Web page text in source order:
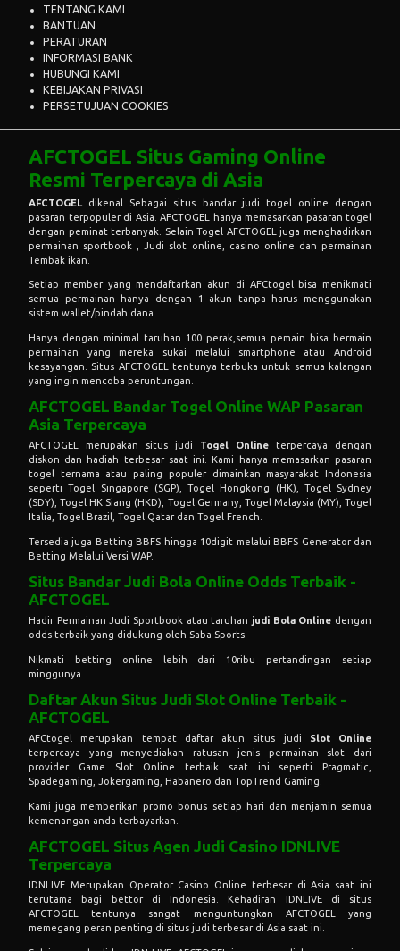
TENTANG KAMI
BANTUAN
PERATURAN
INFORMASI BANK
HUBUNGI KAMI
KEBIJAKAN PRIVASI
PERSETUJUAN COOKIES
AFCTOGEL Situs Gaming Online
Resmi Terpercaya di Asia
AFCTOGEL dikenal Sebagai situs bandar judi togel online dengan
pasaran terpopuler di Asia. AFCTOGEL hanya memasarkan pasaran togel
dengan peminat terbanyak. Selain Togel AFCTOGEL juga menghadirkan
permainan sportbook , Judi slot online, casino online dan permainan
Tembak ikan.
Setiap member yang mendaftarkan akun di AFCtogel bisa menikmati
semua permainan hanya dengan 1 akun tanpa harus menggunakan
sistem wallet/pindah dana.
Hanya dengan minimal taruhan 100 perak,semua pemain bisa bermain
permainan yang mereka sukai melalui smartphone atau Android
kesayangan. Situs AFCTOGEL tentunya terbuka untuk semua kalangan
yang ingin mencoba peruntungan.
AFCTOGEL Bandar Togel Online WAP Pasaran
Asia Terpercaya
AFCTOGEL merupakan situs judi Togel Online terpercaya dengan
diskon dan hadiah terbesar saat ini. Kami hanya memasarkan pasaran
togel ternama atau paling populer dimainkan masyarakat Indonesia
seperti Togel Singapore (SGP), Togel Hongkong (HK), Togel Sydney
(SDY), Togel HK Siang (HKD), Togel Germany, Togel Malaysia (MY), Togel
Italia, Togel Brazil, Togel Qatar dan Togel French.
Tersedia juga Betting BBFS hingga 10digit melalui BBFS Generator dan
Betting Melalui Versi WAP.
Situs Bandar Judi Bola Online Odds Terbaik -
AFCTOGEL
Hadir Permainan Judi Sportbook atau taruhan judi Bola Online dengan
odds terbaik yang didukung oleh Saba Sports.
Nikmati betting online lebih dari 10ribu pertandingan setiap
minggunya.
Daftar Akun Situs Judi Slot Online Terbaik -
AFCTOGEL
AFCtogel merupakan tempat daftar akun situs judi
Slot Online
terpercaya yang menyediakan ratusan jenis permainan slot dari
provider Game Slot Online terbaik saat ini seperti Pragmatic,
Spadegaming, Jokergaming, Habanero dan TopTrend Gaming.
Kami juga memberikan promo bonus setiap hari dan menjamin semua
kemenangan anda terbayarkan.
AFCTOGEL Situs Agen Judi Casino IDNLIVE
Terpercaya
IDNLIVE Merupakan Operator Casino Online terbesar di Asia saat ini
terutama bagi bettor di Indonesia. Kehadiran IDNLIVE di situs
AFCTOGEL tentunya sangat menguntungkan AFCTOGEL yang
memegang peran penting di situs judi terbesar di Asia saat ini.